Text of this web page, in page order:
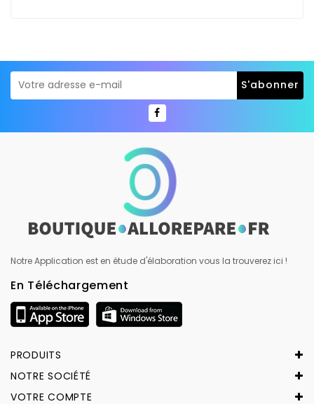
Notre Application est en étude d'élaboration vous la trouverez ici !
En Téléchargement
PRODUITS
NOTRE SOCIÉTÉ
VOTRE COMPTE